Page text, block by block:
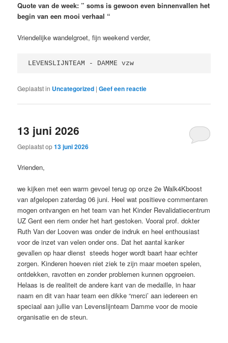
Quote van de week: ” soms is gewoon even binnenvallen het
begin van een mooi verhaal “
Vriendelijke wandelgroet, fijn weekend verder,
LEVENSLIJNTEAM - DAMME vzw
Geplaatst in Uncategorized |Geef een reactie
13 juni 2026
Geplaatst op13 juni 2026
Vrienden,
we kijken met een warm gevoel terug op onze 2e Walk4Kboost
van afgelopen zaterdag 06 juni. Heel wat positieve commentaren
mogen ontvangen en het team van het Kinder Revalidatiecentrum
UZ Gent een riem onder het hart gestoken. Vooral prof. dokter
Ruth Van der Looven was onder de indruk en heel enthousiast
voor de inzet van velen onder ons. Dat het aantal kanker
gevallen op haar dienst steeds hoger wordt baart haar echter
zorgen. Kinderen hoeven niet ziek te zijn maar moeten spelen,
ontdekken, ravotten en zonder problemen kunnen opgroeien.
Helaas is de realiteit de andere kant van de medaille, in haar
naam en dit van haar team een dikke “merci’ aan iedereen en
speciaal aan jullie van Levenslijnteam Damme voor de mooie
organisatie en de steun.